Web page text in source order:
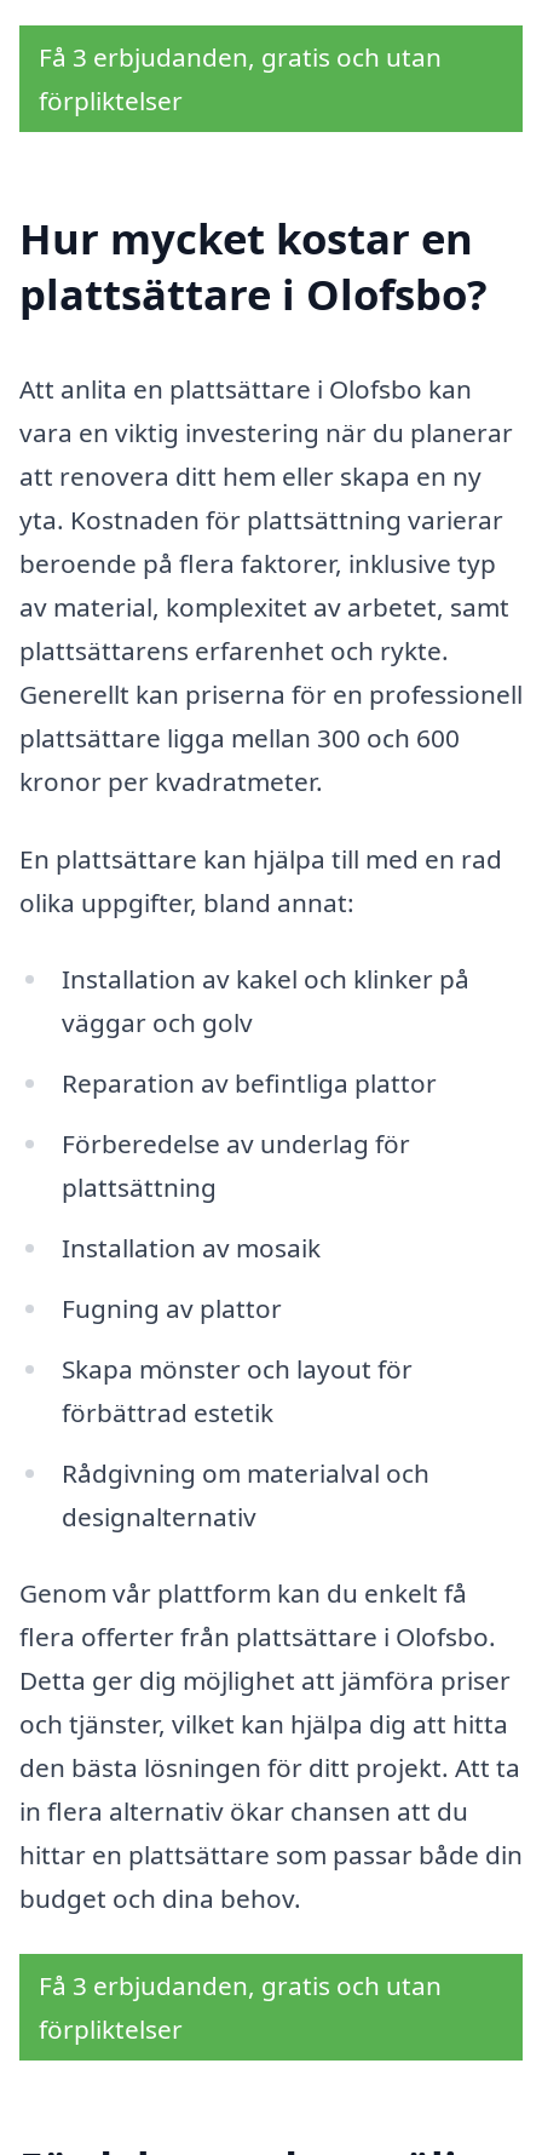
Få 3 erbjudanden, gratis och utan
förpliktelser
Hur mycket kostar en
plattsättare i Olofsbo?
Att anlita en plattsättare i Olofsbo kan
vara en viktig investering när du planerar
att renovera ditt hem eller skapa en ny
yta. Kostnaden för plattsättning varierar
beroende på flera faktorer, inklusive typ
av material, komplexitet av arbetet, samt
plattsättarens erfarenhet och rykte.
Generellt kan priserna för en professionell
plattsättare ligga mellan 300 och 600
kronor per kvadratmeter.
En plattsättare kan hjälpa till med en rad
olika uppgifter, bland annat:
Installation av kakel och klinker på
väggar och golv
Reparation av befintliga plattor
Förberedelse av underlag för
plattsättning
Installation av mosaik
Fugning av plattor
Skapa mönster och layout för
förbättrad estetik
Rådgivning om materialval och
designalternativ
Genom vår plattform kan du enkelt få
flera offerter från plattsättare i Olofsbo.
Detta ger dig möjlighet att jämföra priser
och tjänster, vilket kan hjälpa dig att hitta
den bästa lösningen för ditt projekt. Att ta
in flera alternativ ökar chansen att du
hittar en plattsättare som passar både din
budget och dina behov.
Få 3 erbjudanden, gratis och utan
förpliktelser